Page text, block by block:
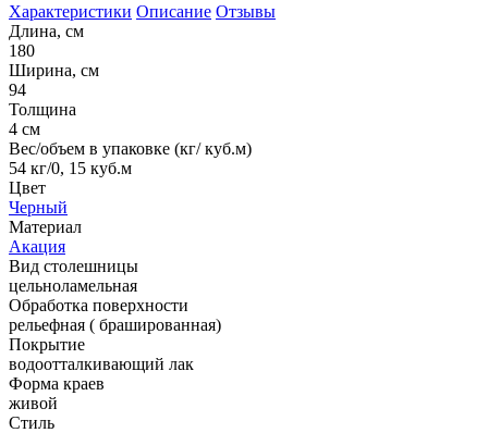
Характеристики Описание Отзывы
Длина, см
180
Ширина, см
94
Толщина
4 см
Вес/объем в упаковке (кг/ куб.м)
54 кг/0, 15 куб.м
Цвет
Черный
Материал
Акация
Вид столешницы
цельноламельная
Обработка поверхности
рельефная ( брашированная)
Покрытие
водоотталкивающий лак
Форма краев
живой
Стиль